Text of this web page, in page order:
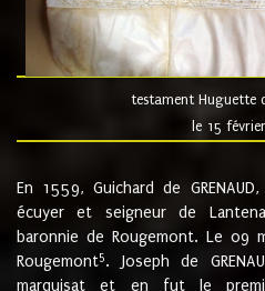
testament Huguette
le 15
En 1559, Guichard de
écuyer et seigneur de
baronnie de Rougemont. Le 09
Rougemont5. Joseph de
marquisat et en fut le